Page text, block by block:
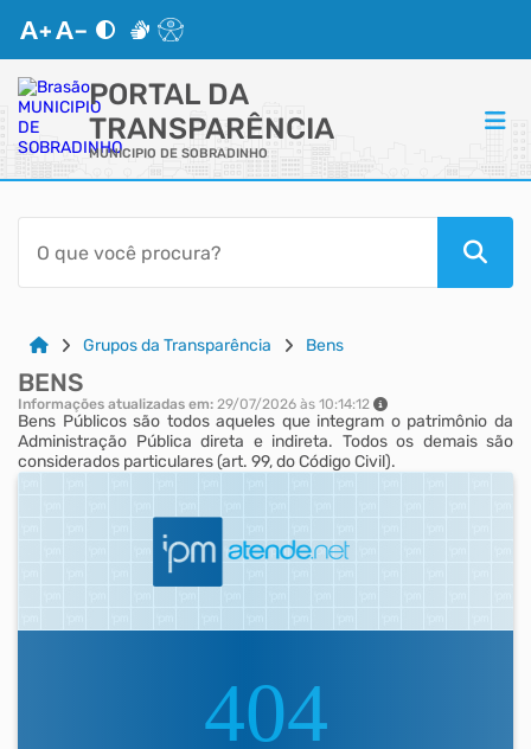
PORTAL DA
TRANSPARÊNCIA
MUNICIPIO DE SOBRADINHO
ACESSO RÁPIDO
Acessibilidade
Cidadão
Autoatendimento
Diário Oficial
Mapa do Site
Grupos da Transparência Bens
BENS
Informações atualizadas em: 29/07/2026 às 10:14:12
Bens Públicos são todos aqueles que integram o patrimônio da
Administração Pública direta e indireta. Todos os demais são
considerados particulares (art. 99, do Código Civil).